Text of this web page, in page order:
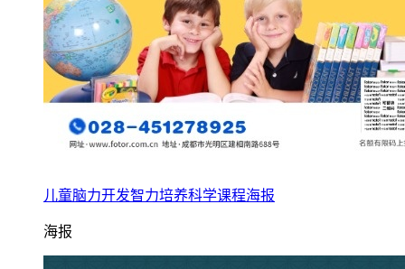
儿童脑力开发智力培养科学课程海报
海报